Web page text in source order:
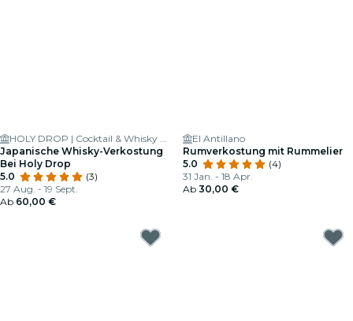
HOLY DROP | Cocktail & Whisky Bar
Japanische Whisky-Verkostung
Bei Holy Drop
5.0
(3)
27 Aug. - 19 Sept.
Ab 60,00 €
El Antillano
Rumverkostung mit Rummelier
5.0
(4)
31 Jan. - 18 Apr.
Ab 30,00 €